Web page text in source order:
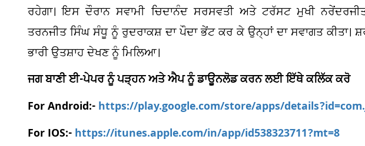
ਰਹੇਗਾ। ਇਸ ਦੌਰਾਨ ਸਵਾਮੀ ਚਿਦਾਨੰਦ ਸਰਸਵਤੀ ਅਤੇ ਟਰੱਸਟ ਮੁਖੀ
ਤਰਨਜੀਤ ਸਿੰਘ ਸੰਧੂ ਨੂੰ ਰੁਦਰਾਕਸ਼ ਦਾ ਪੌਦਾ ਭੇਂਟ ਕਰ ਕੇ ਉਨ੍ਹਾਂ ਦਾ ਸਵਾਗਤ ਕੀਤਾ।
ਭਾਰੀ ਉਤਸ਼ਾਹ ਦੇਖਣ ਨੂੰ ਮਿਲਿਆ।
ਜਗ ਬਾਣੀ ਈ-ਪੇਪਰ ਨੂੰ ਪੜ੍ਹਨ ਅਤੇ ਐਪ ਨੂੰ ਡਾਊਨਲੋਡ ਕਰਨ ਲਈ ਇੱਥੇ ਕਲਿੱਕ ਕਰੋ
For Android:-https://play.google.com/store/apps/
For IOS:-https://itunes.apple.com/in/app/id538323711?mt=8